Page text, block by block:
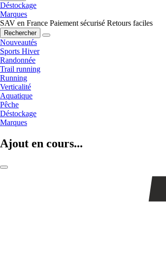
Déstockage
Marques
SAV en France Paiement sécurisé Retours faciles
Rechercher
Nouveautés
Sports Hiver
Randonnée
Trail running
Running
Verticalité
Aquatique
Pêche
Déstockage
Marques
Ajout en cours...